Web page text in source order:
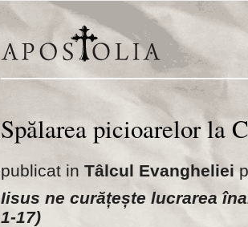
Spălarea picioarelor la
publicat in Tâlcul Evangheliei
Iisus ne curățește lucrarea
1-17)